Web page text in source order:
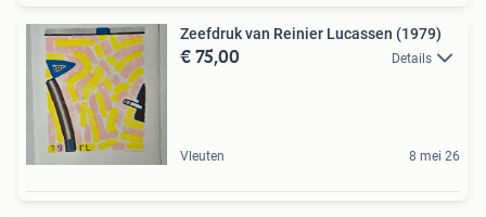
Zeefdruk van Reinier Lucassen (1979)
€ 75,00 Details
Vleuten 8 mei 26